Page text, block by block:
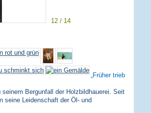
12 / 14
Früher trieb
Bergunfall der Holzbildhauerei. Seit
seine Leidenschaft der Öl- und